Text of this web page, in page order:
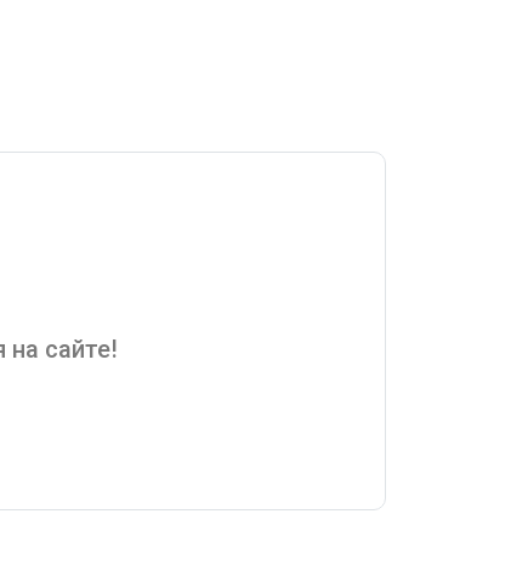
сайте!